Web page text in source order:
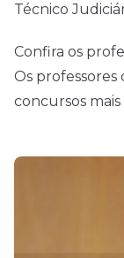
Técnico
Confira os
Os professores
concursos